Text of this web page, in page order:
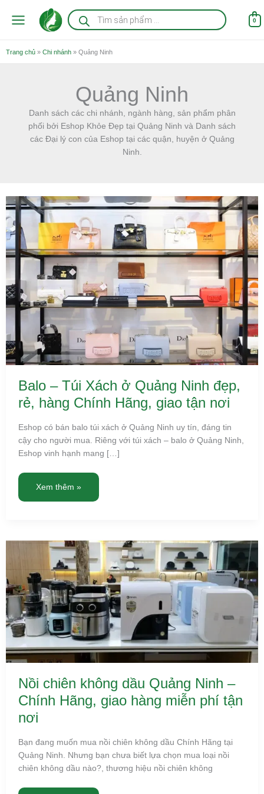
Tìm
kiếm
sản
0
Trang chủ » Chi nhánh » Quảng Ninh
Quảng Ninh
Danh sách các chi nhánh, ngành hàng, sản phẩm phân
phối bởi Eshop Khỏe Đẹp tại Quảng Ninh và Danh sách
các Đại lý con của Eshop tại các quận, huyện ở Quảng
Ninh.
Balo – Túi Xách ở Quảng Ninh đẹp,
rẻ, hàng Chính Hãng, giao tận nơi
Eshop có bán balo túi xách ở Quảng Ninh uy tín, đáng tin
cậy cho người mua. Riêng với túi xách – balo ở Quảng Ninh,
Eshop vinh hạnh mang […]
Balo
–
Túi
Xách
ở
Quảng
Ninh
đẹp,
rẻ,
hàng
Chính
giao
tận
nơi
Xem thêm »
Nồi chiên không dầu Quảng Ninh –
Chính Hãng, giao hàng miễn phí tận
nơi
Bạn đang muốn mua nồi chiên không dầu Chính Hãng tại
Quảng Ninh. Nhưng bạn chưa biết lựa chọn mua loại nồi
chiên không dầu nào?, thương hiệu nồi chiên không
Nồi
chiên
Quảng
Ninh
–
Chính
Hãng,
giao
hàng
miễn
phí
nơi